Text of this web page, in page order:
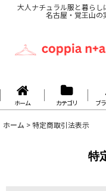
大人ナチュラル服と暮らし
名古屋・覚王山の実店
ホーム カテゴリ ブ
ホーム >特定商取引法表示
特